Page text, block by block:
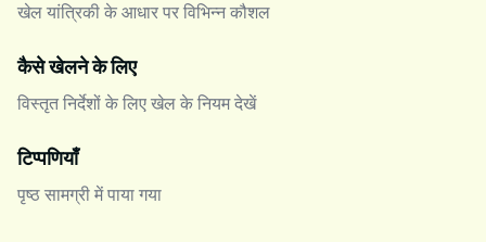
खेल यांत्रिकी के आधार पर विभिन्न कौशल
कैसे खेलने के लिए
विस्तृत निर्देशों के लिए खेल के नियम देखें
टिप्पणियाँ
पृष्ठ सामग्री में पाया गया